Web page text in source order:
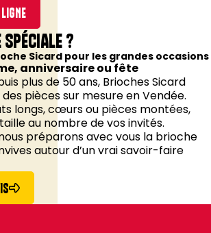
SPÉCIALE ?
Sicard pour les grandes occasions
anniversaire ou fête
plus de 50 ans, Brioches Sicard
pièces sur mesure en Vendée.
longs, cœurs ou pièces montées,
au nombre de vos invités.
préparons avec vous la brioche
autour d’un vrai savoir-faire